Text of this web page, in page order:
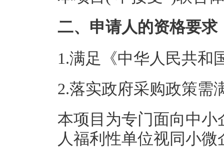
二、申请人的资格要求
1.满足《中华人民共和
2.落实政府采购政策需
本项目为专门面向中
人福利性单位视同小微